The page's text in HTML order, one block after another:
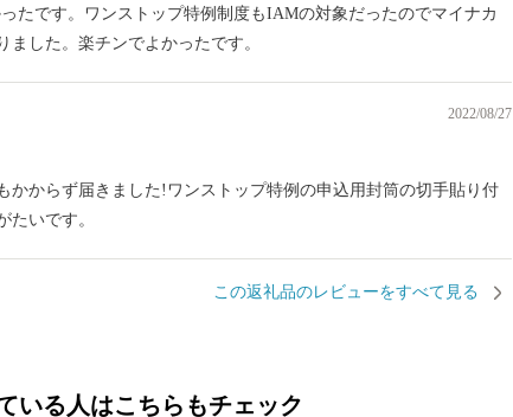
たです。ワンストップ特例制度もIAMの対象だったのでマイナカ
ました。楽チンでよかったです。
2022/08/27
かからず届きました!ワンストップ特例の申込用封筒の切手貼り付
たいです。
この返礼品のレビューをすべて見る
いる人はこちらもチェック